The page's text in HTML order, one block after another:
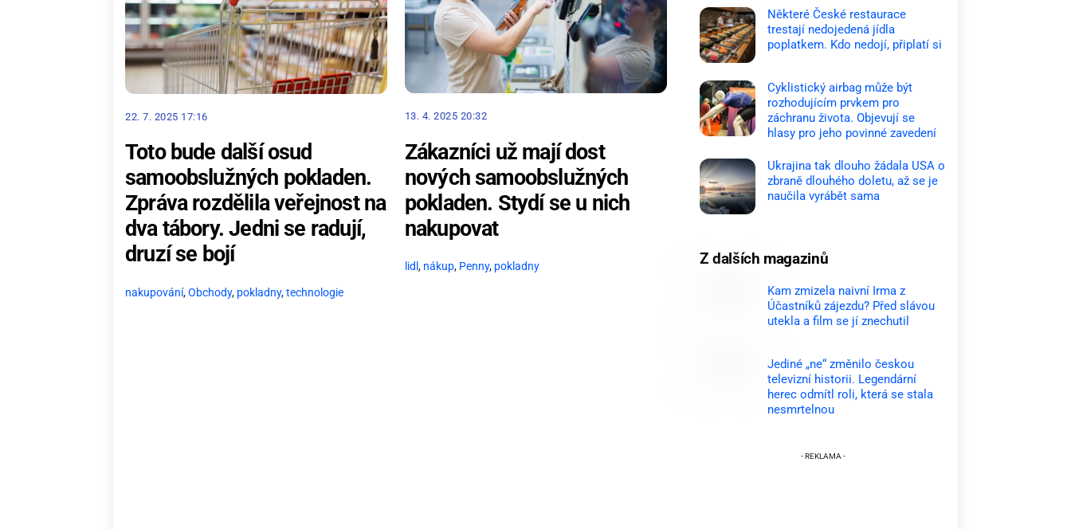
22. 7. 2025 17:16
Toto bude další osud
samoobslužných pokladen.
Zpráva rozdělila veřejnost na
dva tábory. Jedni se radují,
druzí se bojí
nakupování,Obchody, pokladny,technologie
13. 4. 2025 20:32
Zákazníci už mají dost
nových samoobslužných
pokladen. Stydí se u nich
nakupovat
lidl, nákup, Penny, pokladny
Některé České restaurace
trestají nedojedená jídla
poplatkem. Kdo nedojí, připlatí si
Cyklistický airbag může být
rozhodujícím prvkem pro
záchranu života. Objevují se
hlasy pro jeho povinné zavedení
Ukrajina tak dlouho žádala USA o
zbraně dlouhého doletu, až se je
naučila vyrábět sama
Z dalších magazinů
Kam zmizela naivní Irma z
Účastníků zájezdu? Před slávou
utekla a film se jí znechutil
Jediné „ne“ změnilo českou
televizní historii. Legendární
herec odmítl roli, která se stala
nesmrtelnou